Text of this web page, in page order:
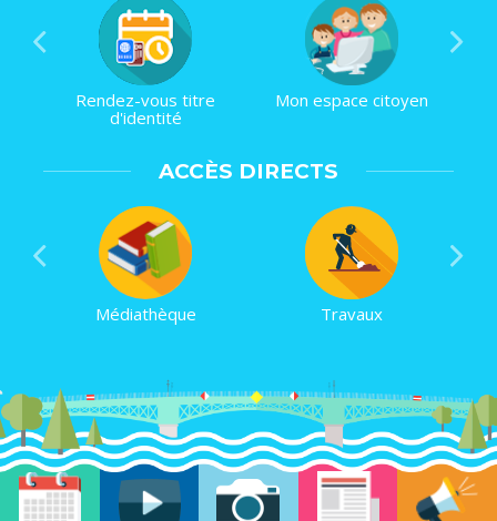
Rendez-vous titre
d'identité
Mon espace citoyen
ACCÈS DIRECTS
Médiathèque Travaux